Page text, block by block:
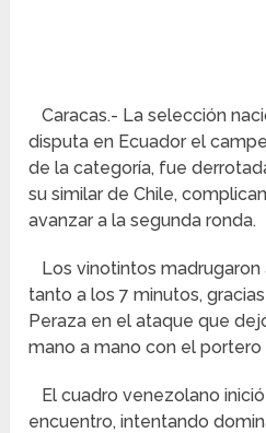
Caracas.- La selección
disputa en Ecuador el
de la categoría, fue
su similar de Chile,
avanzar a la segunda ronda.
Los vinotintos madrugaron
tanto a los 7 minutos,
Peraza en el ataque que
mano a mano con el portero
El cuadro venezolano
encuentro, intentando